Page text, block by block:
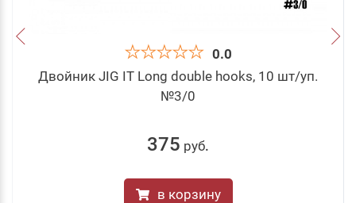
0.0
Двойник JIG IT Long double hooks, 10 шт/уп.
№3/0
375 руб.
в корзину